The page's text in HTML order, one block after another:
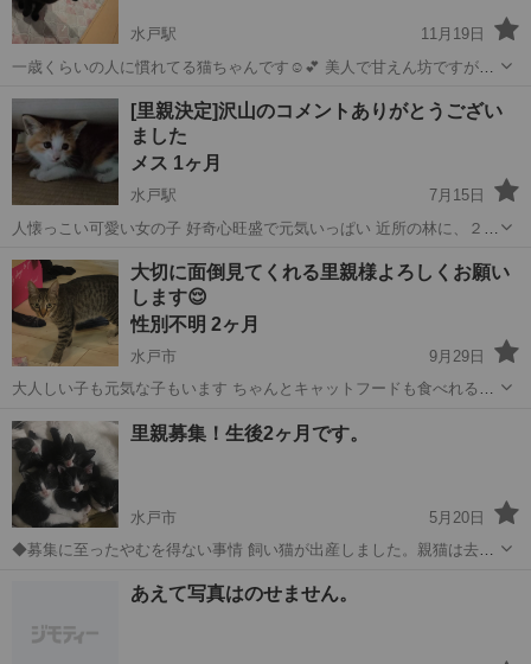
水戸駅
11月19日
一歳くらいの人に慣れてる猫ちゃんです☺️💕 美人で甘えん坊ですが少
ミなし
茨城 水戸市 水戸駅 猫 去勢手術
[里親決定]沢山のコメントありがとうござい
ました
メス 1ヶ月
水戸駅
7月15日
人懐っこい可愛い女の子 好奇心旺盛で元気いっぱい 近所の林に、２時
ず保護いたしました。 当方、先住猫がいるため飼ってあげられませ
ん。最後まで可愛がって下さる方...
茨城 水戸市 水戸駅 猫 カラス
大切に面倒見てくれる里親様よろしくお願い
します😌
性別不明 2ヶ月
水戸市
9月29日
大人しい子も元気な子もいます ちゃんとキャットフードも食べれるよ
柄の子が五匹います。よろしくお願いします。 病気など持ってないで
す。 飼い主不在届け済み
茨城 水戸市 猫 キャットフード
里親募集！生後2ヶ月です。
水戸市
5月20日
◆募集に至ったやむを得ない事情 飼い猫が出産しました。親猫は去勢
チンの接種、去勢手術の有無 ワクチン、去勢手術 無 可愛がってくれ
る里親さんよろしくお...
去勢手術
あえて写真はのせません。